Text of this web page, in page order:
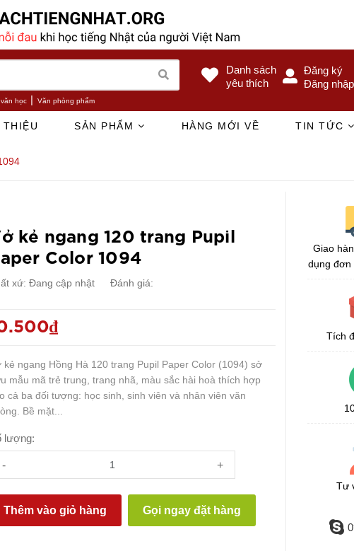
học | Văn phòng phẩm
Danh sách
yêu thích
Đăng ký
Đăng nhập
SẢN PHẨM HÀNG MỚI VỀ TIN TỨC
kẻ ngang 120 trang Pupil
Color 1094
xứ:Đang cập nhật Đánh giá:
kẻ ngang Hồng Hà 120 trang Pupil Paper Color (1094) sở
mẫu mã trẻ trung, trang nhã, màu sắc hài hoà thích hợp
cả ba đối tượng: học sinh, sinh viên và nhân viên văn
Bề mặt...
lượng:
- +
Thêm vào giỏ hàng Gọi ngay đặt hàng
Giao
dụng đơn
Tích
Tư